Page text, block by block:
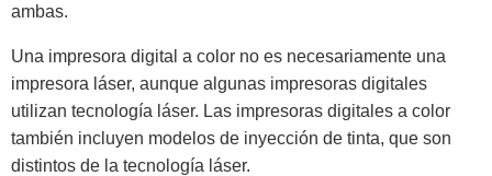
ambas.
Una impresora digital a color no es necesariamente una
impresora láser, aunque algunas impresoras digitales
utilizan tecnología láser. Las impresoras digitales a color
también incluyen modelos de inyección de tinta, que son
distintos de la tecnología láser.